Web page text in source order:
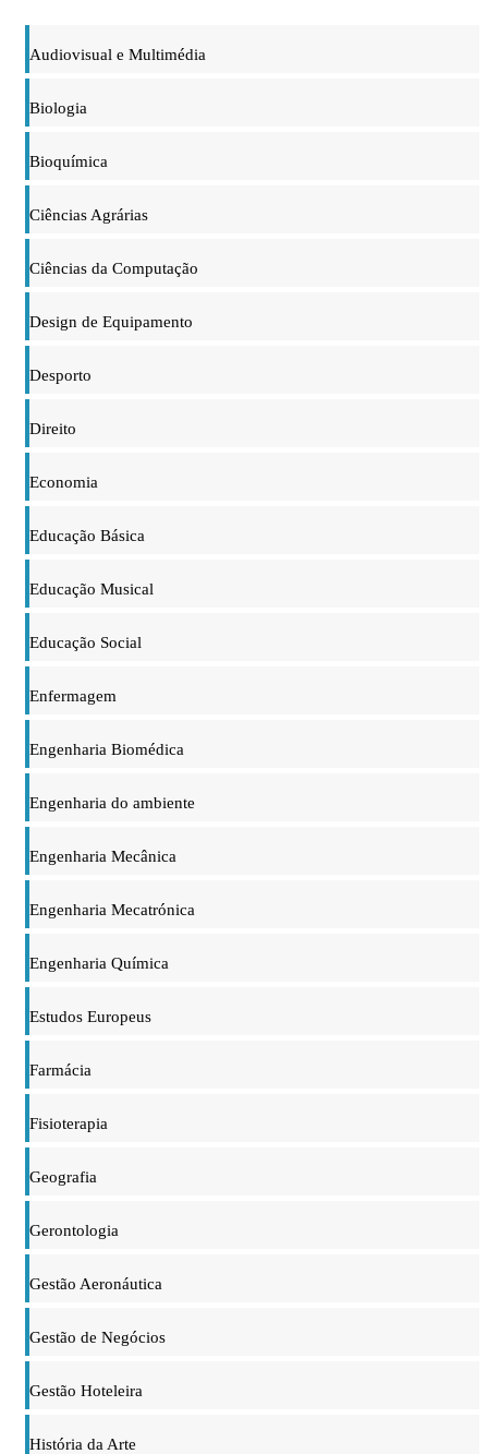
Audiovisual e Multimédia
Biologia
Bioquímica
Ciências Agrárias
Ciências da Computação
Design de Equipamento
Desporto
Direito
Economia
Educação Básica
Educação Musical
Educação Social
Enfermagem
Engenharia Biomédica
Engenharia do ambiente
Engenharia Mecânica
Engenharia Mecatrónica
Engenharia Química
Estudos Europeus
Farmácia
Fisioterapia
Geografia
Gerontologia
Gestão Aeronáutica
Gestão de Negócios
Gestão Hoteleira
História da Arte